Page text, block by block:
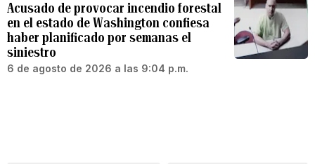
Acusado de provocar incendio forestal
en el estado de Washington confiesa
haber planificado por semanas el
siniestro
6 de agosto de 2026 a las 9:04 p.m.